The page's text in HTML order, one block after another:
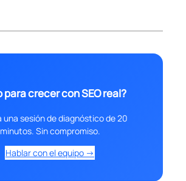
para crecer con SEO real?
una sesión de diagnóstico de 20
minutos. Sin compromiso.
Hablar con el equipo →